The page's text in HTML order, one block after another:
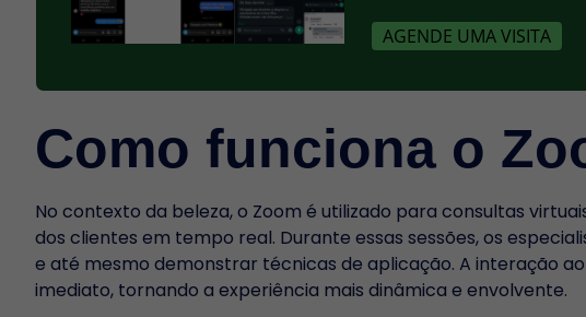
AGENDE UMA VISITA
Como funciona o
No contexto da beleza, o Zoom é utilizado para consultas
dos clientes em tempo real. Durante essas sessões, os
e até mesmo demonstrar técnicas de aplicação. A interação
imediato, tornando a experiência mais dinâmica e envolvente.